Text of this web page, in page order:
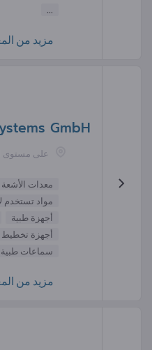
...
مزيد من
GmbH
على مستوى
معدات الأشعة
مواد تستخدم
أجهزة طبية
أجهزة تخطيط
سماعات طبية
مزيد من